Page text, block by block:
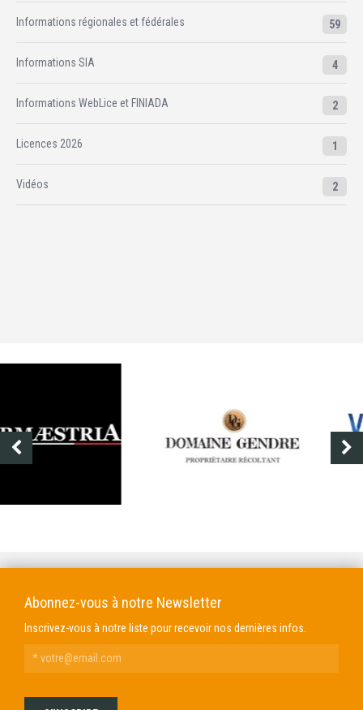
Informations régionales et fédérales 59
Informations SIA 4
Informations WebLice et FINIADA 2
Licences 2026 1
Vidéos 2
Abonnez-vous à notre Newsletter
Inscrivez-vous à notre liste pour recevoir nos dernières infos.